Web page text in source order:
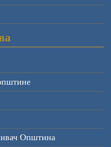
Општина